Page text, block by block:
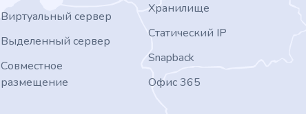
Виртуальный сервер
Выделенный сервер
Совместное
размещение
Хранилище
Статический IP
Snapback
Офис 365